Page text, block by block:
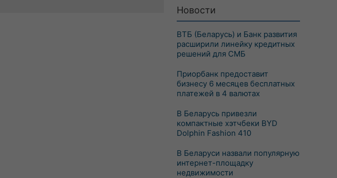
Новости
ВТБ (Беларусь) и Банк развития
расширили линейку кредитных
решений для СМБ
Приорбанк предоставит
бизнесу 6 месяцев бесплатных
платежей в 4 валютах
В Беларусь привезли
компактные хэтчбеки BYD
Dolphin Fashion 410
В Беларуси назвали популярную
интернет-площадку
недвижимости